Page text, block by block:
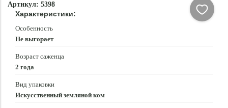
Артикул: 5398
Характеристики:
Особенность
Не выгорает
Возраст саженца
2 года
Вид упаковки
Искусственный земляной ком